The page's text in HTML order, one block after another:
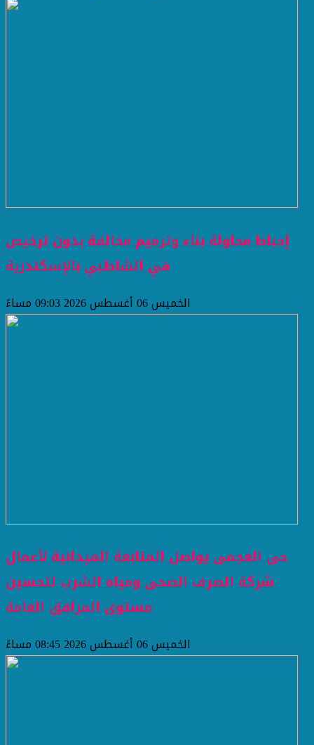
إحباط محاولة بناء وترميم مخالفة بدون ترخيص
في الشاطبي بالإسكندرية
الخميس 06 أغسطس 2026 09:03 مساءً
حى العجمى يواصل المتابعة الميدانية لأعمال
شركة الصرف الصحى ومياه الشرب لتحسين
مستوى المرافق العامة
الخميس 06 أغسطس 2026 08:45 مساءً